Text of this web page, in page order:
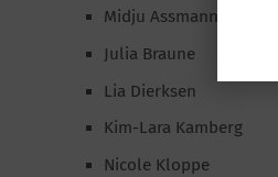
Midju Assmann
Julia Braune
Lia Dierksen
Kim-Lara Kamberg
Nicole Kloppe